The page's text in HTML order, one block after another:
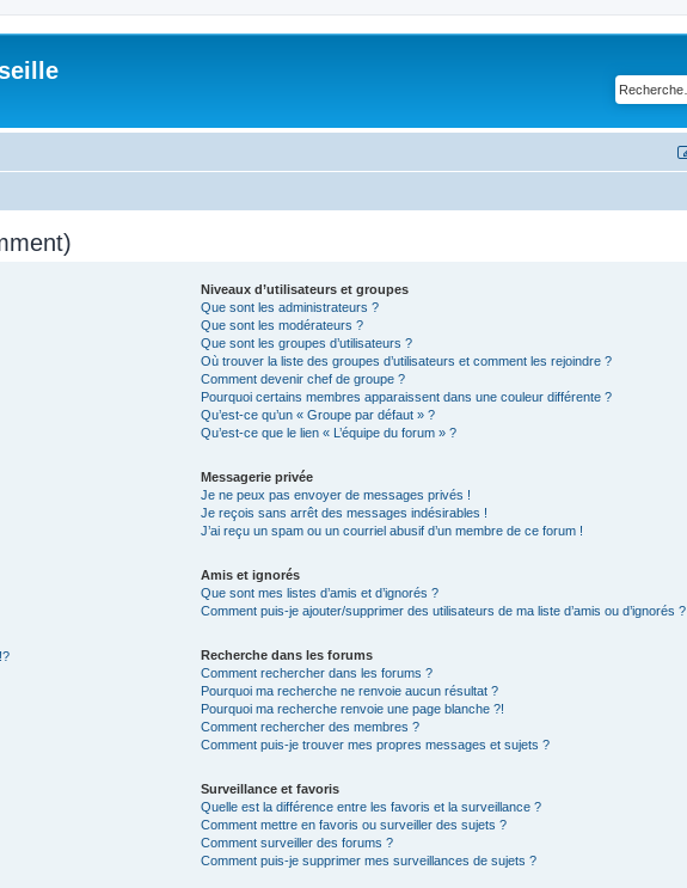
Niveaux d’utilisateurs et groupes
Que sont les administrateurs ?
Que sont les modérateurs ?
Que sont les groupes d’utilisateurs ?
Où trouver la liste des groupes d’utilisateurs et comment les rejoindre ?
Comment devenir chef de groupe ?
Pourquoi certains membres apparaissent dans une couleur différente ?
Qu’est-ce qu’un « Groupe par défaut » ?
Qu’est-ce que le lien « L’équipe du forum » ?
Messagerie privée
Je ne peux pas envoyer de messages privés !
Je reçois sans arrêt des messages indésirables !
J’ai reçu un spam ou un courriel abusif d’un membre de ce forum !
Amis et ignorés
Que sont mes listes d’amis et d’ignorés ?
Comment puis-je ajouter/supprimer des utilisateurs de ma liste d’amis ou d’ignorés ?
Recherche dans les forums
Comment rechercher dans les forums ?
Pourquoi ma recherche ne renvoie aucun résultat ?
Pourquoi ma recherche renvoie une page blanche ?!
Comment rechercher des membres ?
Comment puis-je trouver mes propres messages et sujets ?
Surveillance et favoris
Quelle est la différence entre les favoris et la surveillance ?
Comment mettre en favoris ou surveiller des sujets ?
Comment surveiller des forums ?
Comment puis-je supprimer mes surveillances de sujets ?